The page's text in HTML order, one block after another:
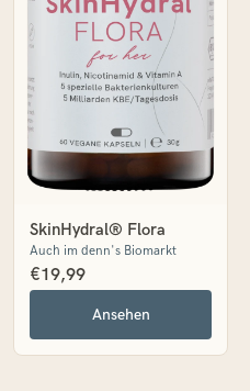
SkinHydral® Flora
Auch im denn's Biomarkt
€19,99
Ansehen